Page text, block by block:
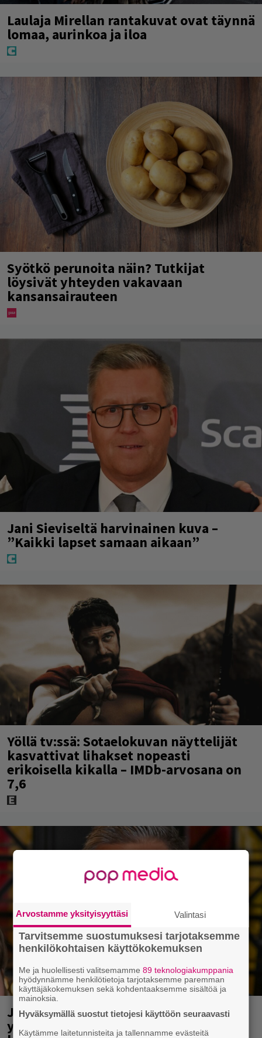
Laulaja Mirellan rantakuvat ovat täynnä
lomaa, aurinkoa ja iloa
Syötkö perunoita näin? Tutkijat
löysivät yhteyden vakavaan
kansansairauteen
Jani Sieviseltä harvinainen kuva –
”Kaikki lapset samaan aikaan”
Yöllä tv:ssä: Sotaelokuvan näyttelijät
kasvattivat lihakset nopeasti
erikoisella kikalla – IMDb-arvosana on
7,6
Jani Sievinen kokosi lapsikatraansa
yhteen – ”Minun suurin perintöni
Arvostamme yksityisyyttäsi Valintasi
Tarvitsemme suostumuksesi tarjotaksemme
henkilökohtaisen käyttökokemuksen
Me ja huolellisesti valitsemamme89 teknologiakumppania
hyödynnämme henkilötietoja tarjotaksemme paremman
käyttäjäkokemuksen sekä kohdentaaksemme sisältöä ja
mainoksia.
Hyväksymällä suostut tietojesi käyttöön seuraavasti
Käytämme laitetunnisteita ja tallennamme evästeitä